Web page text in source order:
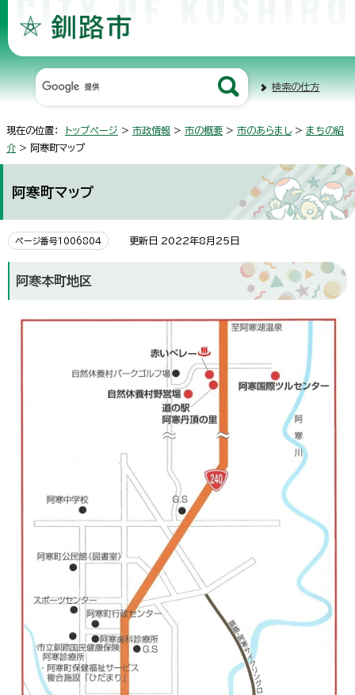
検索の仕方
現在の位置： トップページ > 市政情報 > 市の概要 > 市のあらまし> まちの紹
介 > 阿寒町マップ
阿寒町マップ
ページ番号1006804 更新日 2022年8月25日
阿寒本町地区